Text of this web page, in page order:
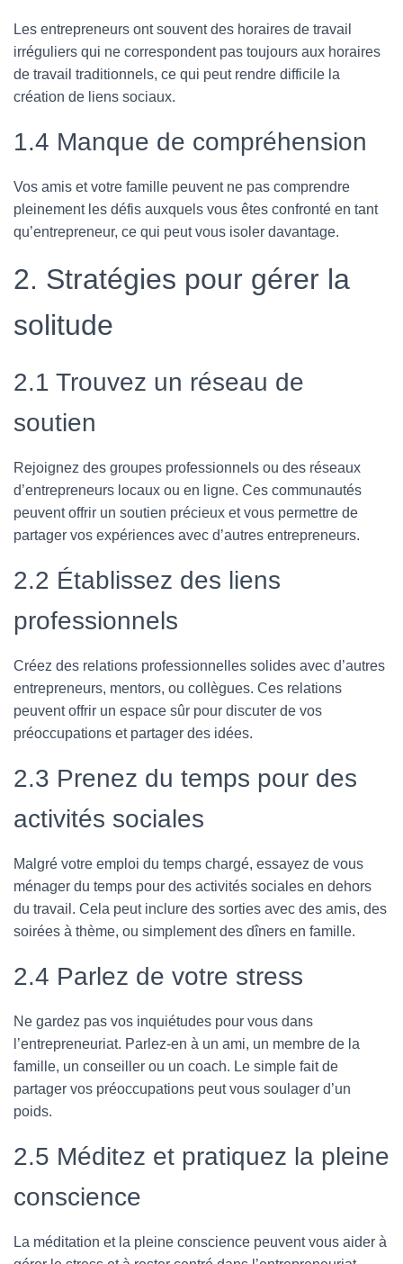
Les entrepreneurs ont souvent des horaires de travail
irréguliers qui ne correspondent pas toujours aux horaires
de travail traditionnels, ce qui peut rendre difficile la
création de liens sociaux.
1.4 Manque de compréhension
Vos amis et votre famille peuvent ne pas comprendre
pleinement les défis auxquels vous êtes confronté en tant
qu’entrepreneur, ce qui peut vous isoler davantage.
2. Stratégies pour gérer la
solitude
2.1 Trouvez un réseau de
soutien
Rejoignez des groupes professionnels ou des réseaux
d’entrepreneurs locaux ou en ligne. Ces communautés
peuvent offrir un soutien précieux et vous permettre de
partager vos expériences avec d’autres entrepreneurs.
2.2 Établissez des liens
professionnels
Créez des relations professionnelles solides avec d’autres
entrepreneurs, mentors, ou collègues. Ces relations
peuvent offrir un espace sûr pour discuter de vos
préoccupations et partager des idées.
2.3 Prenez du temps pour des
activités sociales
Malgré votre emploi du temps chargé, essayez de vous
ménager du temps pour des activités sociales en dehors
du travail. Cela peut inclure des sorties avec des amis, des
soirées à thème, ou simplement des dîners en famille.
2.4 Parlez de votre stress
Ne gardez pas vos inquiétudes pour vous dans
l’entrepreneuriat. Parlez-en à un ami, un membre de la
famille, un conseiller ou un coach. Le simple fait de
partager vos préoccupations peut vous soulager d’un
poids.
2.5 Méditez et pratiquez la pleine
conscience
La méditation et la pleine conscience peuvent vous aider à